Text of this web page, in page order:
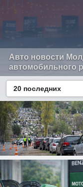
Авто новости
автомобильного